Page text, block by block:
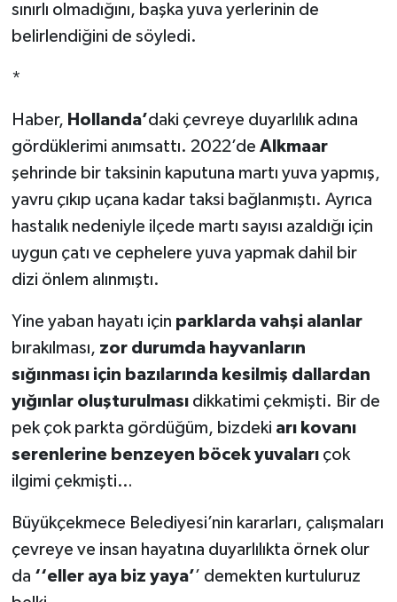
sınırlı olmadığını, başka yuva yerlerinin de
belirlendiğini de söyledi.
*
Haber, Hollanda’daki çevreye duyarlılık adına
gördüklerimi anımsattı. 2022’de Alkmaar
şehrinde bir taksinin kaputuna martı yuva yapmış,
yavru çıkıp uçana kadar taksi bağlanmıştı. Ayrıca
hastalık nedeniyle ilçede martı sayısı azaldığı için
uygun çatı ve cephelere yuva yapmak dahil bir
dizi önlem alınmıştı.
Yine yaban hayatı için parklarda vahşi alanlar
bırakılması, zor durumda hayvanların
sığınması için bazılarında kesilmiş dallardan
yığınlar oluşturulması dikkatimi çekmişti. Bir de
pek çok parkta gördüğüm, bizdeki arı kovanı
serenlerine benzeyen böcek yuvaları çok
ilgimi çekmişti…
Büyükçekmece Belediyesi’nin kararları, çalışmaları
çevreye ve insan hayatına duyarlılıkta örnek olur
da ‘‘eller aya biz yaya’’ demekten kurtuluruz